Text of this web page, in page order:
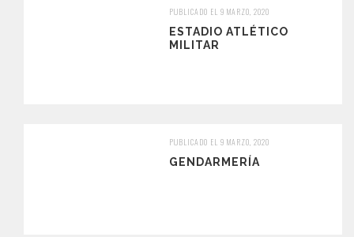
PUBLICADO EL 9 MARZO, 2020
ESTADIO ATLÉTICO
MILITAR
PUBLICADO EL 9 MARZO, 2020
GENDARMERÍA